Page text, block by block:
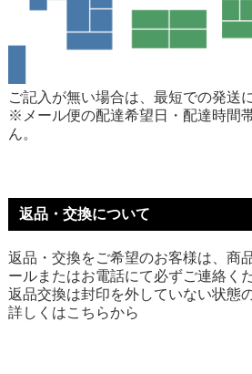
ご記入が無い場合は、最短での発送
※メール便の配達希望日・配達時間
ん。
返品・交換について
返品・交換をご希望のお客様は、商
ールまたはお電話にて必ずご連絡く
返品交換は封印を外していない状態
詳しくはこちらから